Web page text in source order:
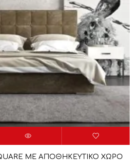
ME ΑΠΟΘΗΚΕΥΤΙΚΟ ΧΩΡΟ